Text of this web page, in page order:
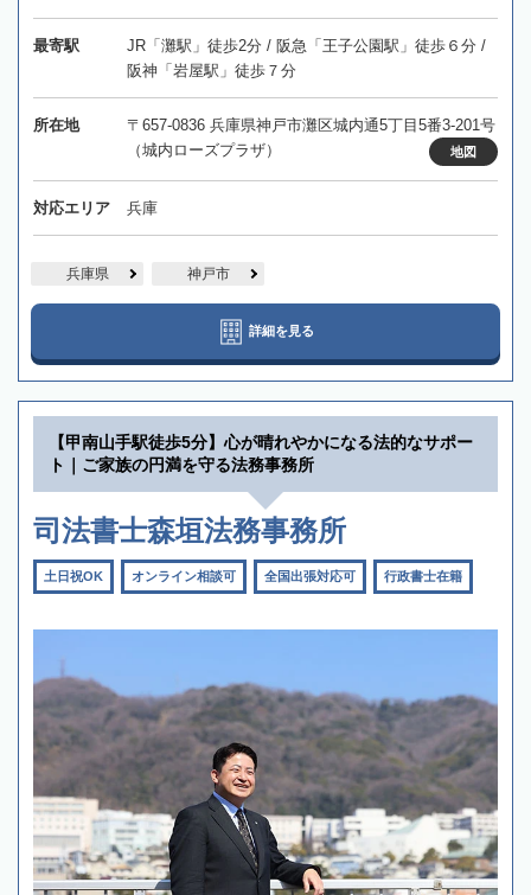
最寄駅
JR「灘駅」徒歩2分 / 阪急「王子公園駅」徒歩６分 /
阪神「岩屋駅」徒歩７分
所在地
〒657-0836 兵庫県神戸市灘区城内通5丁目5番3-201号
（城内ローズプラザ）
地図
対応エリア 兵庫
兵庫県 神戸市
詳細を見る
【甲南山手駅徒歩5分】心が晴れやかになる法的なサポー
ト｜ご家族の円満を守る法務事務所
司法書士森垣法務事務所
土日祝OK オンライン相談可 全国出張対応可 行政書士在籍